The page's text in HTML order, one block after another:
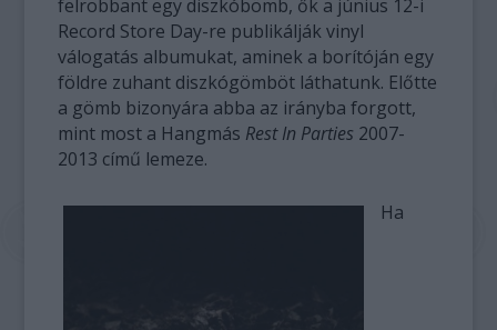
felrobbant egy diszkóbömb, ők a június 12-i
Record Store Day-re publikálják vinyl
válogatás albumukat, aminek a borítóján egy
földre zuhant diszkógömböt láthatunk. Előtte
a gömb bizonyára abba az irányba forgott,
mint most a Hangmás Rest In Parties 2007-
2013 című lemeze.
Ha